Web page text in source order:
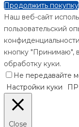
Продолжить покупку
Наш веб-сайт
пользовательский
кнопку "Принимаю",
обработку куки.
Не передавайте
Настройки куки
Close